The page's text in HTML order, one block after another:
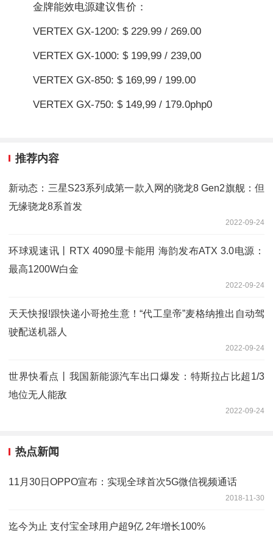
金牌能效电源建议售价：
VERTEX GX-1200: $ 229.99 / 269.00
VERTEX GX-1000: $ 199,99 / 239,00
VERTEX GX-850: $ 169,99 / 199.00
VERTEX GX-750: $ 149,99 / 179.0php0
推荐内容
新动态：三星S23系列成第一款入网的骁龙8 Gen2旗舰：但
无缘骁龙8系首发
2022-09-24
环球观速讯丨RTX 4090显卡能用 海韵发布ATX 3.0电源：
最高1200W白金
2022-09-24
天天快报!跟快递小哥抢生意！“代工皇帝”麦格纳推出自动驾
驶配送机器人
2022-09-24
世界快看点丨我国新能源汽车出口爆发：特斯拉占比超1/3
地位无人能敌
2022-09-24
热点新闻
11月30日OPPO宣布：实现全球首次5G微信视频通话
2018-11-30
迄今为止 支付宝全球用户超9亿 2年增长100%